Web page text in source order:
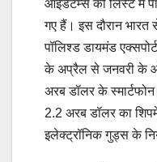
आइडटम्स की लिस्ट में
गए हैं। इस दौरान
पॉलिश्ड डायमंड
के अप्रैल से जनवरी के
अरब डॉलर के
2.2 अरब डॉलर का
इलेक्ट्रॉनिक गुड्स के